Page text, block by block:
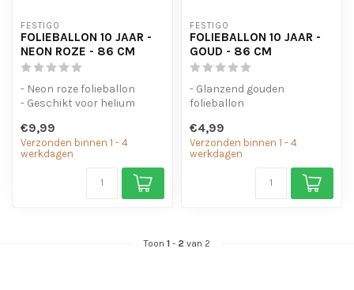
FESTIGO
FOLIEBALLON 10 JAAR -
NEON ROZE - 86 CM
- Neon roze folieballon
- Geschikt voor helium
op te...
€9,99
Verzonden binnen 1 - 4
werkdagen
FESTIGO
FOLIEBALLON 10 JAAR -
GOUD - 86 CM
- Glanzend gouden
folieballon
lucht
- Met oogjes om ...
€4,99
Verzonden binnen 1 - 4
werkdagen
Toon 1 - 2 van 2